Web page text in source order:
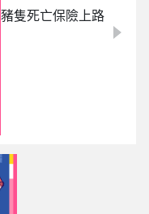
豬隻死亡保險上路